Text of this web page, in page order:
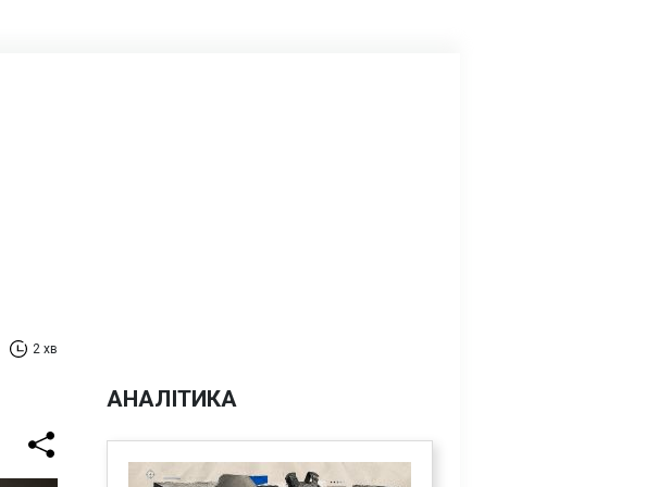
2 хв
АНАЛІТИКА